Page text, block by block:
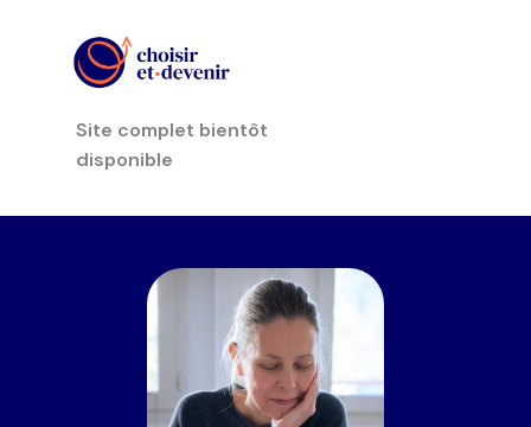
Site complet bientôt
disponible